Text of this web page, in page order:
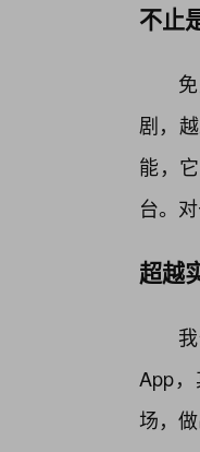
不止
剧，
能，
台。
超越
App
场，